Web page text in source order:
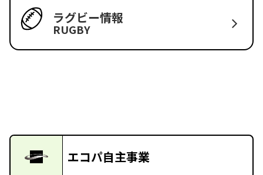
ラグビー情報
RUGBY
エコパ自主事業